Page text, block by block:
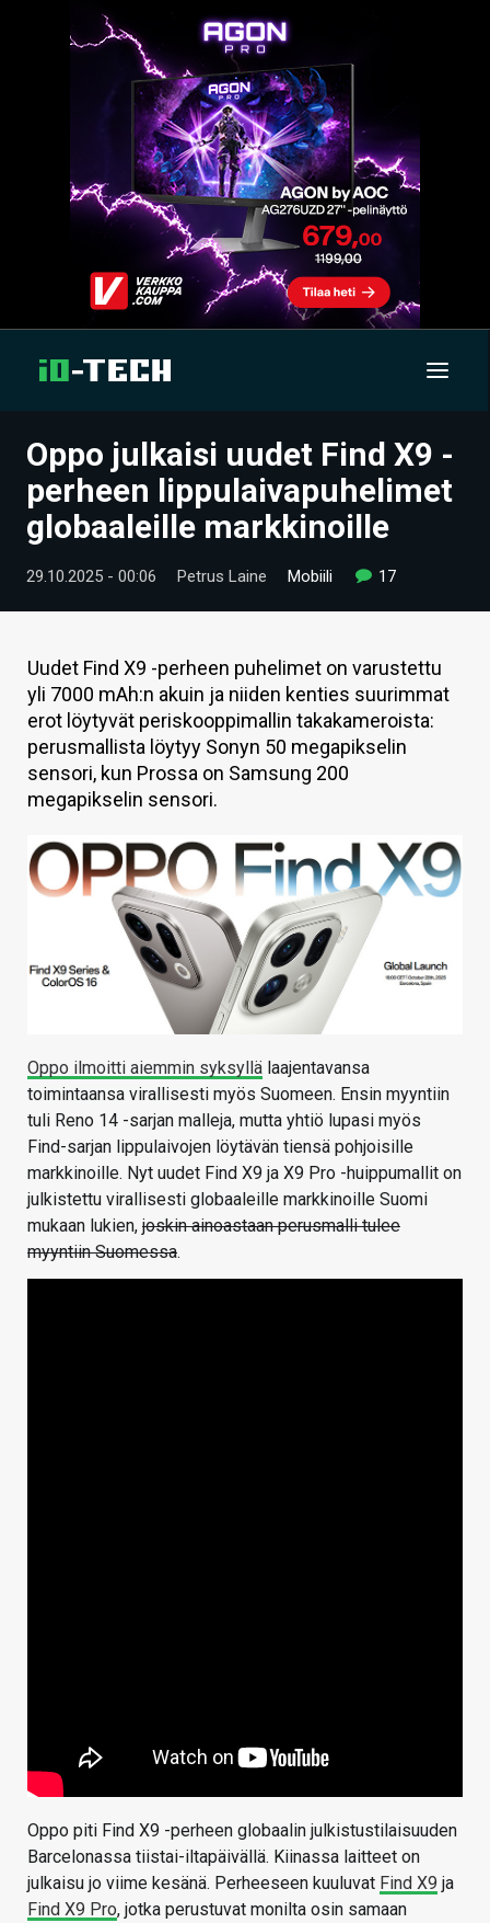
UUTISET
ARTIKKELIT
VIDEOT
TECHBBS
TIETOA
HINTA.FI
KAUPPA
VAIHDA TEEMA
HAKU
Oppo julkaisi uudet Find X9 -
perheen lippulaivapuhelimet
globaaleille markkinoille
29.10.2025 - 00:06 Petrus Laine Mobiili 17
Uudet Find X9 -perheen puhelimet on varustettu
yli 7000 mAh:n akuin ja niiden kenties suurimmat
erot löytyvät periskooppimallin takakameroista:
perusmallista löytyy Sonyn 50 megapikselin
sensori, kun Prossa on Samsung 200
megapikselin sensori.
Oppo ilmoitti aiemmin syksyllä laajentavansa
toimintaansa virallisesti myös Suomeen. Ensin myyntiin
tuli Reno 14 -sarjan malleja, mutta yhtiö lupasi myös
Find-sarjan lippulaivojen löytävän tiensä pohjoisille
markkinoille. Nyt uudet Find X9 ja X9 Pro -huippumallit on
julkistettu virallisesti globaaleille markkinoille Suomi
mukaan lukien, joskin ainoastaan perusmalli tulee
myyntiin Suomessa.
Oppo piti Find X9 -perheen globaalin julkistustilaisuuden
Barcelonassa tiistai-iltapäivällä. Kiinassa laitteet on
julkaisu jo viime kesänä. Perheeseen kuuluvat Find X9 ja
Find X9 Pro, jotka perustuvat monilta osin samaan